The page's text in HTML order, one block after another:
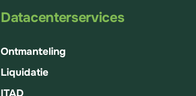
Datacenterservices
Ontmanteling
Liquidatie
ITAD